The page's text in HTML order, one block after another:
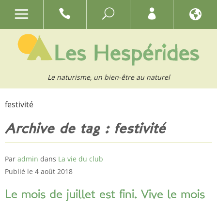
Le naturisme, un bien-être au naturel
festivité
Archive de tag : festivité
Par admin dans La vie du club
Publié le 4 août 2018
Le mois de juillet est fini. Vive le mois